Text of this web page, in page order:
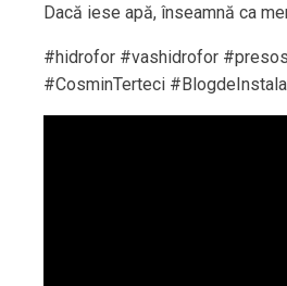
Dacă iese apă, înseamnă ca
#hidrofor #vashidrofor
#CosminTerteci